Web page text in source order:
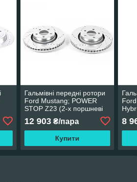
Гальмівні передні ротори
Ford Mustang; POWER
STOP Z23 (2-х поршневі
12 903₴/пара
Купити
8